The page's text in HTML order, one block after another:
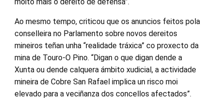
Ao mesmo tempo, criticou que os anuncios feitos pola
conselleira no Parlamento sobre novos dereitos
mineiros teñan unha “realidade tráxica” co proxecto da
mina de Touro-O Pino. “Digan o que digan dende a
Xunta ou dende calquera ámbito xudicial, a actividade
mineira de Cobre San Rafael implica un risco moi
elevado para a veciñanza dos concellos afectados”.